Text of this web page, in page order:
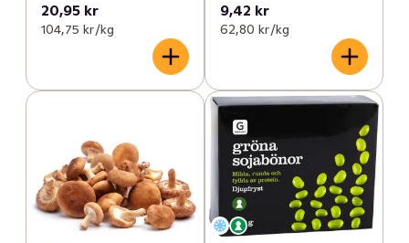
20,95 kr
104,75 kr /kg
9,42 kr
62,80 kr /kg